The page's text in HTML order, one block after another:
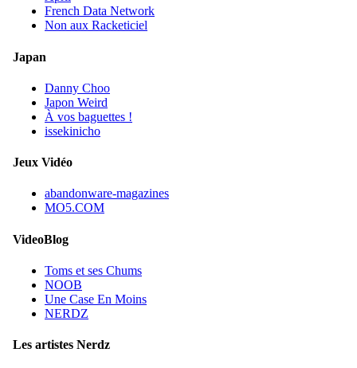
French Data Network
Non aux Racketiciel
Japan
Danny Choo
Japon Weird
À vos baguettes !
issekinicho
Jeux Vidéo
abandonware-magazines
MO5.COM
VideoBlog
Toms et ses Chums
NOOB
Une Case En Moins
NERDZ
Les artistes Nerdz